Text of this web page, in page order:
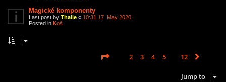
Magické komponenty
Last post by Thalie « 10:31 17. May 2020
Posted in Koš
Page 1of 12
2 3 4 5 12
Jump to